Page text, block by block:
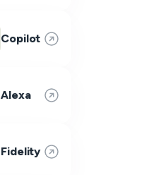
Copilot
Alexa
Fidelity